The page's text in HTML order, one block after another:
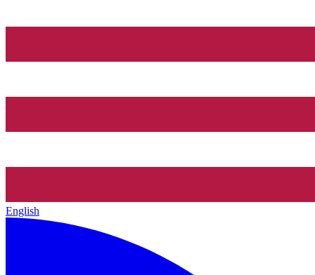
English